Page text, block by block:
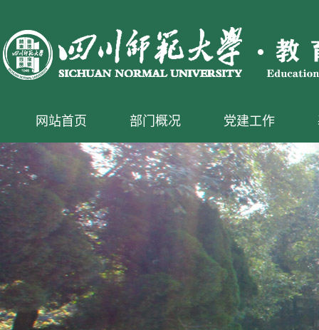
网站首页 部门概况 党建工作